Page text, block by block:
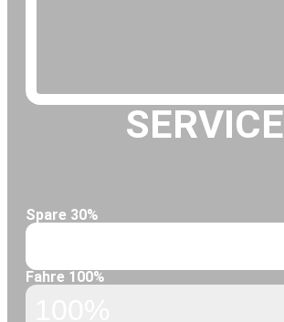
SERVICE
Spare 30%
Fahre 100%